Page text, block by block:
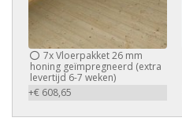
7xVloerpakket 26 mm
honing geïmpregneerd (extra
levertijd 6-7 weken)
+€ 608,65